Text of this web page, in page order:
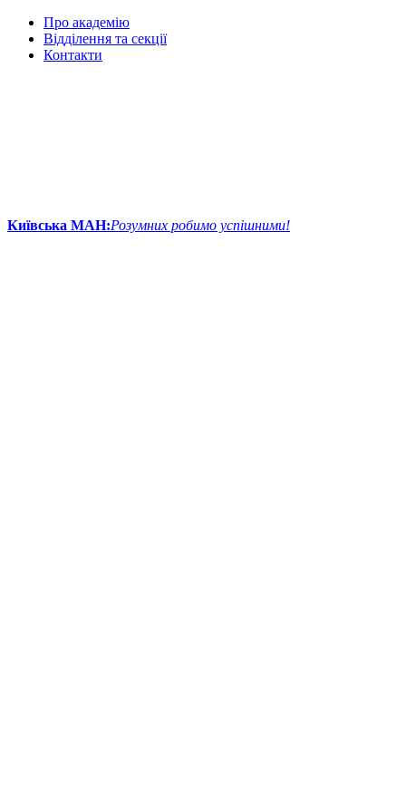
Про академію
Відділення та секції
Контакти
Київська МАН:Розумних робимо успішними!